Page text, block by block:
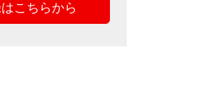
こちらから